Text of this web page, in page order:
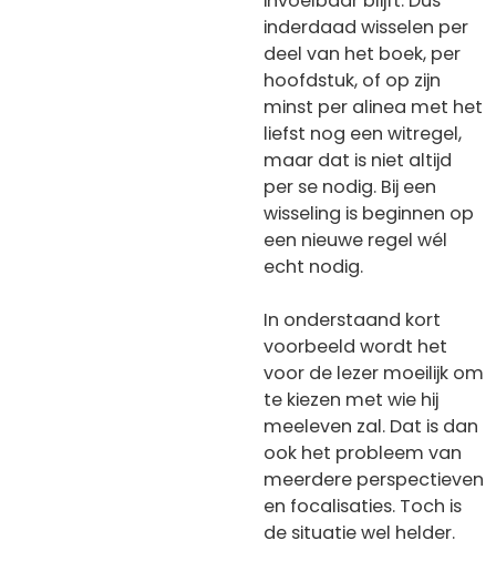
inderdaad wisselen per
deel van het boek, per
hoofdstuk, of op zijn
minst per alinea met het
liefst nog een witregel,
maar dat is niet altijd
per se nodig. Bij een
wisseling is beginnen op
een nieuwe regel wél
echt nodig.
In onderstaand kort
voorbeeld wordt het
voor de lezer moeilijk om
te kiezen met wie hij
meeleven zal. Dat is dan
ook het probleem van
meerdere perspectieven
en focalisaties. Toch is
de situatie wel helder.